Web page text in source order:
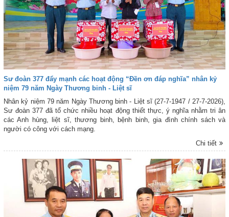
Sư đoàn 377 đẩy mạnh các hoạt động “Đền ơn đáp nghĩa” nhân kỷ
niệm 79 năm Ngày Thương binh - Liệt sĩ
Nhân kỷ niệm 79 năm Ngày Thương binh - Liệt sĩ (27-7-1947 / 27-7-2026),
Sư đoàn 377 đã tổ chức nhiều hoạt động thiết thực, ý nghĩa nhằm tri ân
các Anh hùng, liệt sĩ, thương binh, bệnh binh, gia đình chính sách và
người có công với cách mạng.
Chi tiết